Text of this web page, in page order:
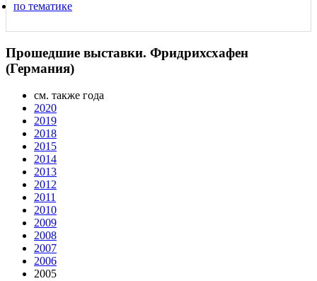
по тематике
Прошедшие выставки. Фридрихсхафен
(Германия)
см. также года
2020
2019
2018
2015
2014
2013
2012
2011
2010
2009
2008
2007
2006
2005